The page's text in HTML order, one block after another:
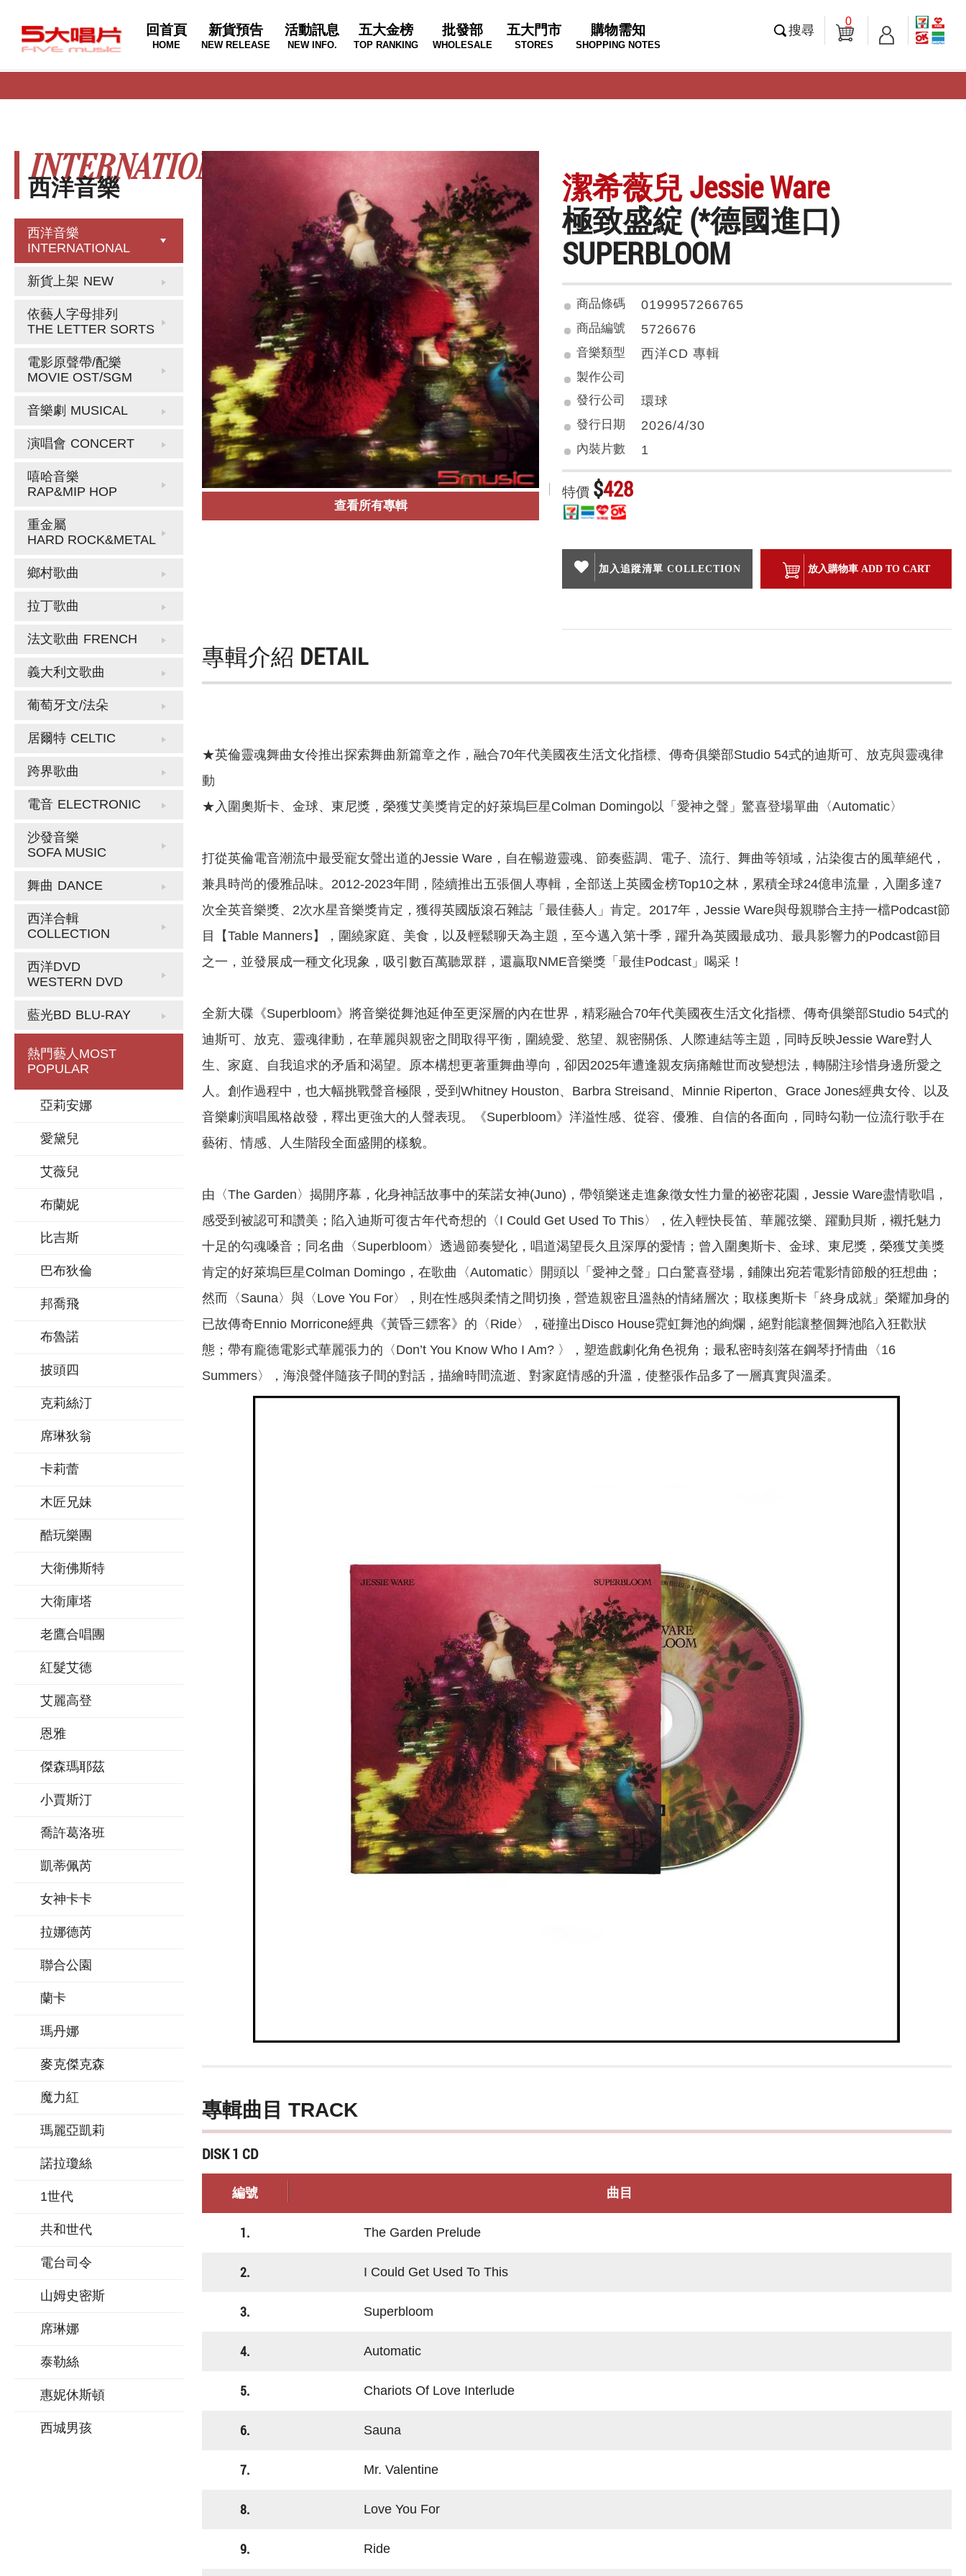
回首頁
HOME
新貨預告
NEW RELEASE
活動訊息
NEW INFO.
五大金榜
TOP RANKING
批發部
WHOLESALE
五大門市
STORES
購物需知
SHOPPING NOTES
搜尋
0
西洋音樂
INTERNATIONAL
西洋音樂
INTERNATIONAL
新貨上架 NEW
依藝人字母排列
THE LETTER SORTS
電影原聲帶/配樂
MOVIE OST/SGM
音樂劇 MUSICAL
演唱會 CONCERT
嘻哈音樂
RAP&MIP HOP
重金屬
HARD ROCK&METAL
鄉村歌曲
拉丁歌曲
法文歌曲 FRENCH
義大利文歌曲
葡萄牙文/法朵
居爾特 CELTIC
跨界歌曲
電音 ELECTRONIC
沙發音樂
SOFA MUSIC
舞曲 DANCE
西洋合輯
COLLECTION
西洋DVD
WESTERN DVD
藍光BD BLU-RAY
熱門藝人 MOST
POPULAR
亞莉安娜
愛黛兒
艾薇兒
布蘭妮
比吉斯
巴布狄倫
邦喬飛
布魯諾
披頭四
克莉絲汀
席琳狄翁
卡莉蕾
木匠兄妹
酷玩樂團
大衛佛斯特
大衛庫塔
老鷹合唱團
紅髮艾德
艾麗高登
恩雅
傑森瑪耶茲
小賈斯汀
喬許葛洛班
凱蒂佩芮
女神卡卡
拉娜德芮
聯合公園
蘭卡
瑪丹娜
麥克傑克森
魔力紅
瑪麗亞凱莉
諾拉瓊絲
1世代
共和世代
電台司令
山姆史密斯
席琳娜
泰勒絲
惠妮休斯頓
西城男孩
查看所有專輯
潔希薇兒 Jessie Ware
極致盛綻 (*德國進口)
SUPERBLOOM
商品條碼 0199957266765
商品編號 5726676
音樂類型 西洋CD 專輯
製作公司
發行公司
環球
發行日期 2026/4/30
內裝片數 1
特價 $428
加入追蹤清單 COLLECTION 放入購物車 ADD TO CART
專輯介紹 DETAIL
★英倫靈魂舞曲女伶推出探索舞曲新篇章之作，融合70年代美國夜生活文化指標、傳奇俱樂部Studio 54式的迪斯可、放克與靈魂律
動
★入圍奧斯卡、金球、東尼獎，榮獲艾美獎肯定的好萊塢巨星Colman Domingo以「愛神之聲」驚喜登場單曲〈Automatic〉
打從英倫電音潮流中最受寵女聲出道的Jessie Ware，自在暢遊靈魂、節奏藍調、電子、流行、舞曲等領域，沾染復古的風華絕代，
兼具時尚的優雅品味。2012-2023年間，陸續推出五張個人專輯，全部送上英國金榜Top10之林，累積全球24億串流量，入圍多達7
次全英音樂獎、2次水星音樂獎肯定，獲得英國版滾石雜誌「最佳藝人」肯定。2017年，Jessie Ware與母親聯合主持一檔Podcast節
目【Table Manners】，圍繞家庭、美食，以及輕鬆聊天為主題，至今邁入第十季，躍升為英國最成功、最具影響力的Podcast節目
之一，並發展成一種文化現象，吸引數百萬聽眾群，還贏取NME音樂獎「最佳Podcast」喝采！
全新大碟《Superbloom》將音樂從舞池延伸至更深層的內在世界，精彩融合70年代美國夜生活文化指標、傳奇俱樂部Studio 54式的
迪斯可、放克、靈魂律動，在華麗與親密之間取得平衡，圍繞愛、慾望、親密關係、人際連結等主題，同時反映Jessie Ware對人
生、家庭、自我追求的矛盾和渴望。原本構想更著重舞曲導向，卻因2025年遭逢親友病痛離世而改變想法，轉關注珍惜身邊所愛之
人。創作過程中，也大幅挑戰聲音極限，受到Whitney Houston、Barbra Streisand、Minnie Riperton、Grace Jones經典女伶、以及
音樂劇演唱風格啟發，釋出更強大的人聲表現。《Superbloom》洋溢性感、從容、優雅、自信的各面向，同時勾勒一位流行歌手在
藝術、情感、人生階段全面盛開的樣貌。
由〈The Garden〉揭開序幕，化身神話故事中的茱諾女神(Juno)，帶領樂迷走進象徵女性力量的祕密花園，Jessie Ware盡情歌唱，
感受到被認可和讚美；陷入迪斯可復古年代奇想的〈I Could Get Used To This〉，佐入輕快長笛、華麗弦樂、躍動貝斯，襯托魅力
十足的勾魂嗓音；同名曲〈Superbloom〉透過節奏變化，唱道渴望長久且深厚的愛情；曾入圍奧斯卡、金球、東尼獎，榮獲艾美獎
肯定的好萊塢巨星Colman Domingo，在歌曲〈Automatic〉開頭以「愛神之聲」口白驚喜登場，鋪陳出宛若電影情節般的狂想曲；
然而〈Sauna〉與〈Love You For〉，則在性感與柔情之間切換，營造親密且溫熱的情緒層次；取樣奧斯卡「終身成就」榮耀加身的
已故傳奇Ennio Morricone經典《黃昏三鏢客》的〈Ride〉，碰撞出Disco House霓虹舞池的絢爛，絕對能讓整個舞池陷入狂歡狀
態；帶有龐德電影式華麗張力的〈Don’t You Know Who I Am? 〉，塑造戲劇化角色視角；最私密時刻落在鋼琴抒情曲〈16
Summers〉，海浪聲伴隨孩子間的對話，描繪時間流逝、對家庭情感的升溫，使整張作品多了一層真實與溫柔。
專輯曲目 TRACK
DISK 1 CD
編號 曲目
1. The Garden Prelude
2. I Could Get Used To This
3. Superbloom
4. Automatic
5. Chariots Of Love Interlude
6. Sauna
7. Mr. Valentine
8. Love You For
9. Ride